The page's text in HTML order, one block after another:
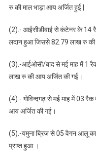
रु की माल भाड़ा आय अर्जित हुई |
(2).- आईसीडीवाई से कंटेनर के 14
लदान हुआ जिससे 82.79 लाख रु की
(3).-आईओसी/बाद से मई माह में 1
लाख रु की आय अर्जित की गई।
(4).- गोविन्दगढ़ से मई माह में 03
आय अर्जित की गई।
(5).-यमुना ब्रिज से 05 वैगन आलू
प्राप्त हुआ ।